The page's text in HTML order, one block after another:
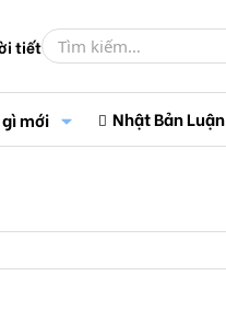
tiết
mới Nhật Bản Luận